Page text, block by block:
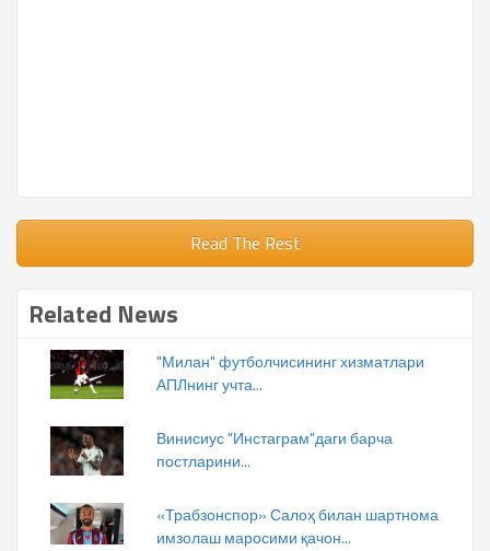
Read The Rest
Related News
"Милан" футболчисининг хизматлари
АПЛнинг учта...
Винисиус "Инстаграм"даги барча
постларини...
«Трабзонспор» Салоҳ билан шартнома
имзолаш маросими қачон...